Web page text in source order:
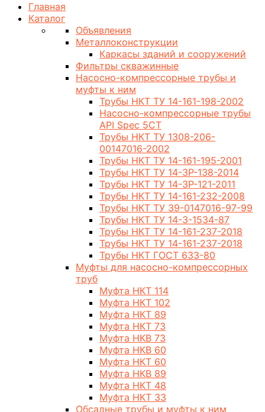
Главная
Каталог
Объявления
Металлоконструкции
Каркасы зданий и сооружений
Фильтры скважинные
Насосно-компрессорные трубы и
муфты к ним
Трубы НКТ ТУ 14-161-198-2002
Насосно-компрессорные трубы
API Spec 5CT
Трубы НКТ ТУ 1308-206-
00147016-2002
Трубы НКТ ТУ 14-161-195-2001
Трубы НКТ ТУ 14-3Р-138-2014
Трубы НКТ ТУ 14-3Р-121-2011
Трубы НКТ ТУ 14-161-232-2008
Трубы НКТ ТУ 39-0147016-97-99
Трубы НКТ ТУ 14-3-1534-87
Трубы НКТ ТУ 14-161-237-2018
Трубы НКТ ТУ 14-161-237-2018
Трубы НКТ ГОСТ 633-80
Муфты для насосно-компрессорных
труб
Муфта НКТ 114
Муфта НКТ 102
Муфта НКТ 89
Муфта НКТ 73
Муфта НКВ 73
Муфта НКВ 60
Муфта НКТ 60
Муфта НКВ 89
Муфта НКТ 48
Муфта НКТ 33
Обсадные трубы и муфты к ним